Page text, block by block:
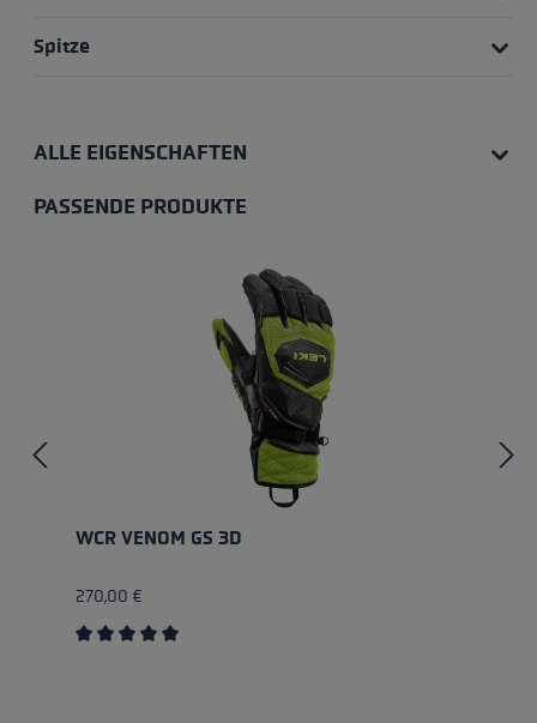
Spitze
ALLE EIGENSCHAFTEN
PASSENDE PRODUKTE
WCR VENOM GS 3D
270,00 €